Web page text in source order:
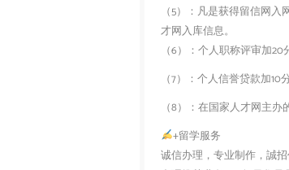
（5）：凡是获得留信网
才网入库信息。
（6）：个人职称评审加20
（7）：个人信誉贷款加10分
（8）：在国家人才网主
+留学服务
诚信办理，专业制作，誠